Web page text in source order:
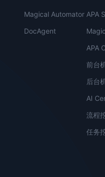
Magical Automator
DocAgent
APA
APA
前台
后台
AI
流程
任务